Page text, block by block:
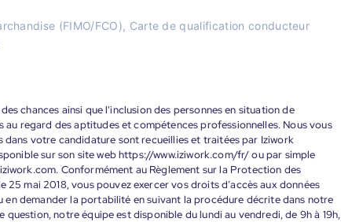
(FIMO/FCO), Carte de qualification conducteur
chances ainsi que l'inclusion des personnes en situation de
regard des aptitudes et compétences professionnelles. Nous vous
dans votre candidature sont recueillies et traitées par Iziwork
sur son site web https://www.iziwork.com/fr/ ou par simple
Conformément au Règlement sur la Protection des
25 mai 2018, vous pouvez exercer vos droits d’accès aux données
demander la portabilité en suivant la procédure décrite dans notre
notre équipe est disponible du lundi au vendredi, de 9h à 19h,